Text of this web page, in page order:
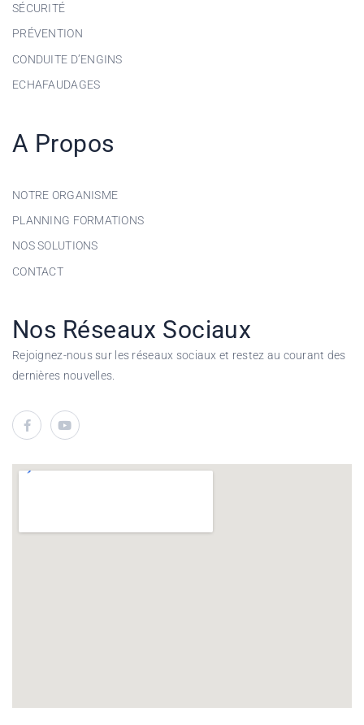
SÉCURITÉ
PRÉVENTION
CONDUITE D’ENGINS
ECHAFAUDAGES
A Propos
NOTRE ORGANISME
PLANNING FORMATIONS
NOS SOLUTIONS
CONTACT
Nos Réseaux Sociaux
Rejoignez-nous sur les réseaux sociaux et restez au courant des
dernières nouvelles.